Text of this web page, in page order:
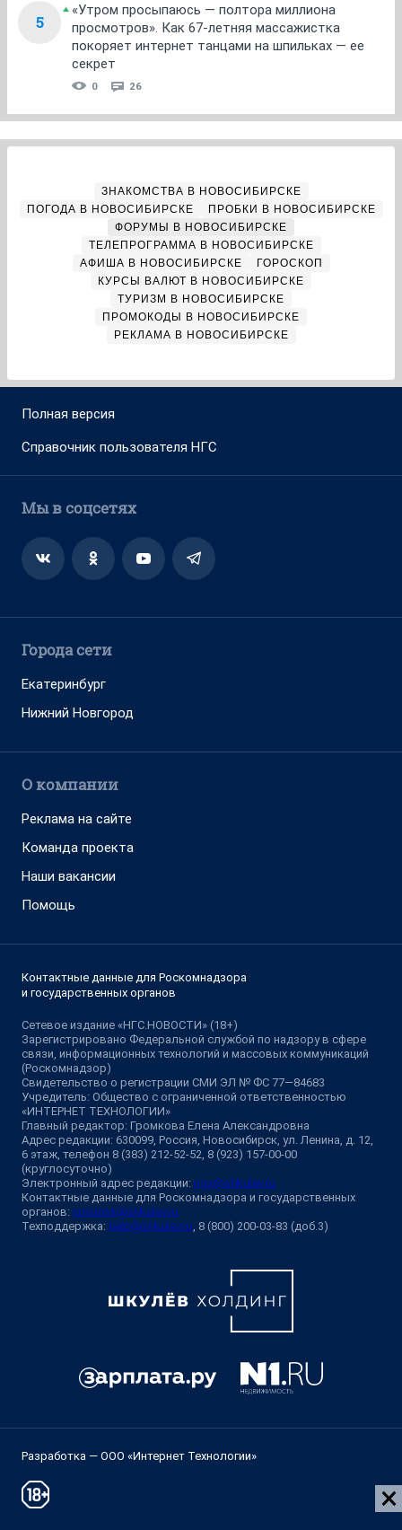
5
«Утром просыпаюсь — полтора миллиона
просмотров». Как 67-летняя массажистка
покоряет интернет танцами на шпильках — ее
секрет
0 26
ЗНАКОМСТВА В НОВОСИБИРСКЕ
ПОГОДА В НОВОСИБИРСКЕ
ПРОБКИ В НОВОСИБИРСКЕ
ФОРУМЫ В НОВОСИБИРСКЕ
ТЕЛЕПРОГРАММА В НОВОСИБИРСКЕ
АФИША В НОВОСИБИРСКЕ
ГОРОСКОП
КУРСЫ ВАЛЮТ В НОВОСИБИРСКЕ
ТУРИЗМ В НОВОСИБИРСКЕ
ПРОМОКОДЫ В НОВОСИБИРСКЕ
РЕКЛАМА В НОВОСИБИРСКЕ
Полная версия
Справочник пользователя НГС
Мы в соцсетях
Города сети
Екатеринбург
Нижний Новгород
О компании
Реклама на сайте
Команда проекта
Наши вакансии
Помощь
Контактные данные для Роскомнадзора
и государственных органов
Сетевое издание «НГС.НОВОСТИ» (18+)
Зарегистрировано Федеральной службой по надзору в сфере
связи, информационных технологий и массовых коммуникаций
(Роскомнадзор)
Свидетельство о регистрации СМИ ЭЛ № ФС 77—84683
Учредитель: Общество с ограниченной ответственностью
«ИНТЕРНЕТ ТЕХНОЛОГИИ»
Главный редактор: Громкова Елена Александровна
Адрес редакции: 630099, Россия, Новосибирск, ул. Ленина, д. 12,
6 этаж, телефон 8 (383) 212-52-52, 8 (923) 157-00-00
(круглосуточно)
Электронный адрес редакции: ngs@shkulev.ru
Контактные данные для Роскомнадзора и государственных
органов: juristnsk@shkulev.ru
Техподдержка: help@shkulev.ru , 8 (800) 200-03-83 (доб.3)
Разработка — ООО «Интернет Технологии»